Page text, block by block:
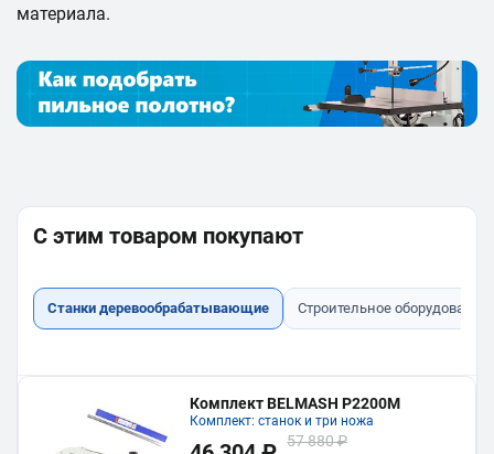
материала.
С этим товаром покупают
Станки деревообрабатывающие Строительное оборудование
Комплект BELMASH P2200M
Комплект: станок и три ножа
57 880 ₽